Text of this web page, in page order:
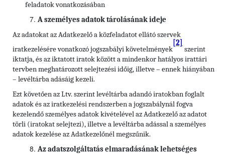
feladatok vonatkozásában
A személyes adatok tárolásának ideje
Az adatokat az Adatkezelő a közfeladatot ellátó szervek
iratkezelésére vonatkozó jogszabályi követelmények
[2]
szerint
iktatja, és az iktatott iratok között a mindenkor hatályos irattári
tervben meghatározott selejtezési időig, illetve – ennek hiányában
– levéltárba adásáig kezeli.
Ezt követően az Ltv. szerint levéltárba adandó iratokban foglalt
adatok és az iratkezelési rendszerben a jogszabálynál fogva
kezelendő személyes adatok kivételével az Adatkezelő az adatot
törli (iratokat selejtezi), illetve a levéltárba adással a személyes
adatok kezelése az Adatkezelőnél megszűnik.
Az adatszolgáltatás elmaradásának lehetséges